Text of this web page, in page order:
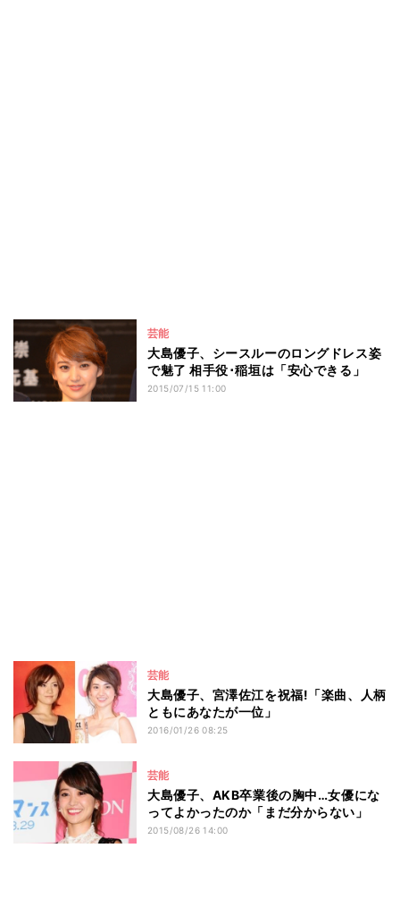
芸能
大島優子、シースルーのロングドレス姿
で魅了 相手役･稲垣は「安心できる」
2015/07/15 11:00
芸能
大島優子、宮澤佐江を祝福!「楽曲、人柄
ともにあなたが一位」
2016/01/26 08:25
芸能
大島優子、AKB卒業後の胸中…女優にな
ってよかったのか「まだ分からない」
2015/08/26 14:00